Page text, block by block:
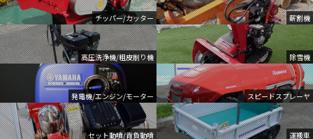
チッパー/カッター 薪割機
高圧洗浄機/粗皮削り機 除雪機
発電機/エンジン/モーター スピードスプレーヤ
セット動噴/背負動噴 運搬車